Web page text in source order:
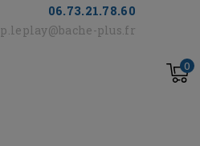
06.73.21.78.60
p.leplay@bache-plus.fr
0